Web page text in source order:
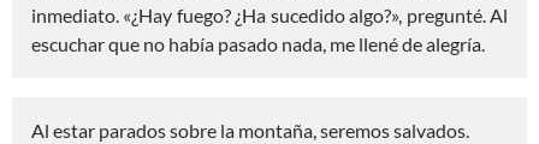
inmediato. «¿Hay fuego? ¿Ha sucedido algo?», pregunté. Al
escuchar que no había pasado nada, me llené de alegría.
Al estar parados sobre la montaña, seremos salvados.